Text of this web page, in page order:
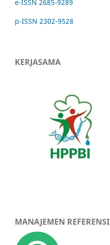
e-ISSN 2685-9289
p-ISSN 2302-9528
KERJASAMA
MANAJEMEN REFERENSI